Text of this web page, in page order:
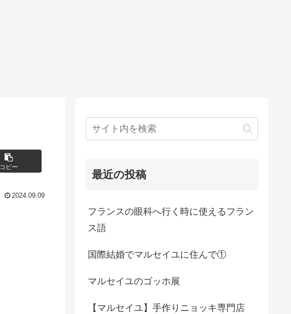
コピー
2024.09.09
最近の投稿
フランスの眼科へ行く時に使えるフラン
ス語
国際結婚でマルセイユに住んで①
マルセイユのゴッホ展
【マルセイユ】手作りニョッキ専門店